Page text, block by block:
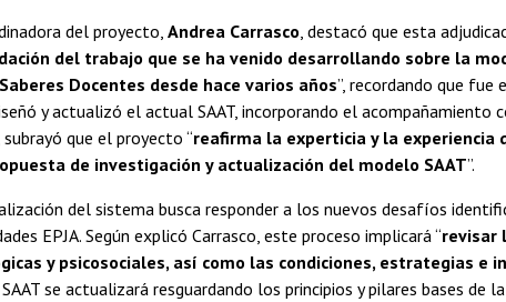
del proyecto, Andrea Carrasco , destacó que esta
del trabajo que se ha venido desarrollando sobre la
Docentes desde hace varios años”, recordando que fue
y actualizó el actual SAAT, incorporando el acompañamiento
que el proyecto “reafirma la experticia y la experiencia
de investigación y actualización del modelo SAAT”.
del sistema busca responder a los nuevos desafíos
EPJA. Según explicó Carrasco, este proceso implicará “revisar
y psicosociales, así como las condiciones, estrategias
se actualizará resguardando los principios y pilares bases de